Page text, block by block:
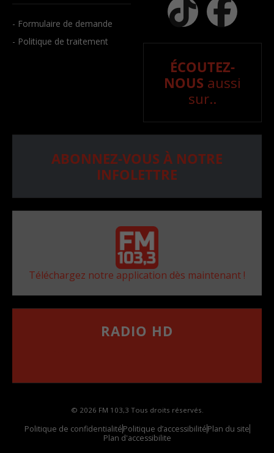
- Formulaire de demande
- Politique de traitement
ÉCOUTEZ-
NOUS aussi
sur..
ABONNEZ-VOUS À NOTRE
INFOLETTRE
Téléchargez notre application dès maintenant !
RADIO HD
© 2026 FM 103,3 Tous droits réservés.
Politique de confidentialitéPolitique d’accessibilitéPlan du site
Plan d'accessibilite